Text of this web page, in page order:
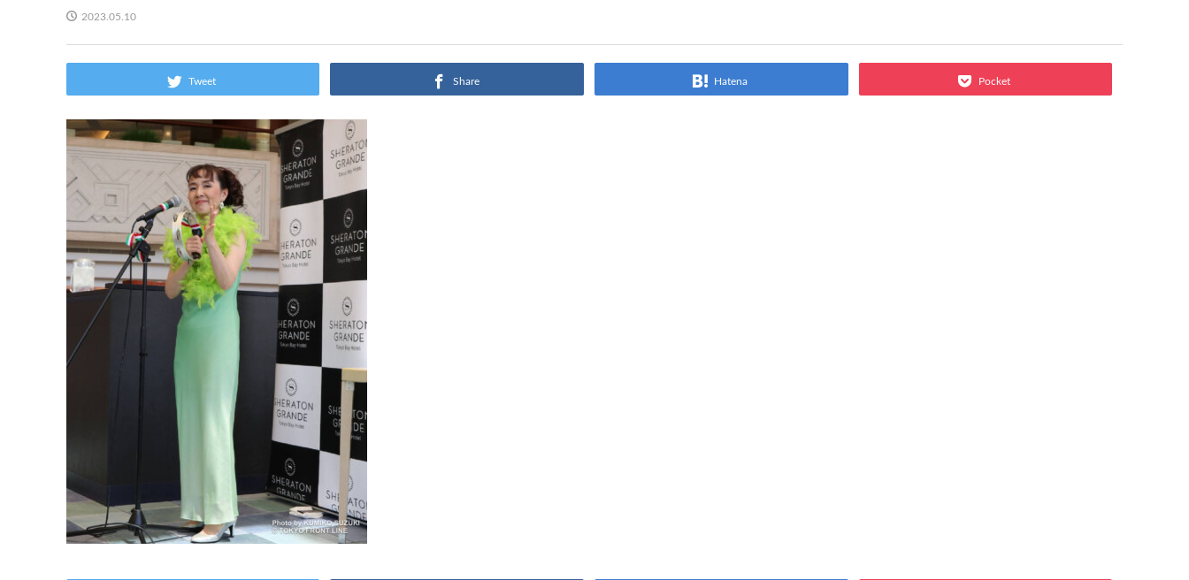
2023.05.10
Tweet Share Hatena Pocket